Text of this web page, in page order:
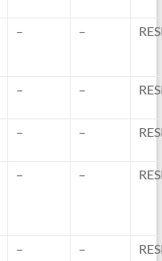
– –
– –
– –
– –
– –